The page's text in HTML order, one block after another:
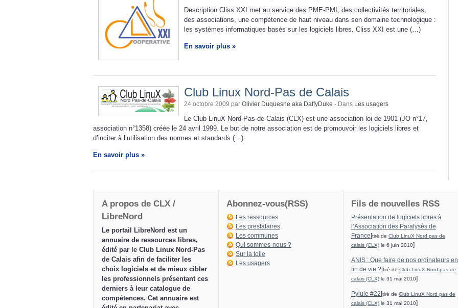
Description Cliss XXI met au service des PME-PMI, des collectivités territoriales,
des associations, une compétence de haut niveau dans son domaine technologique :
les systèmes informatiques basés sur les logiciels libres. Cliss XXI est une (…)
En savoir plus »
Club Linux Nord-Pas de Calais
24 octobre 2009 par Olivier Duquesne aka DaffyDuke - Dans Les usagers
Le Club LinuX Nord-Pas-de-Calais (CLX) est une association loi de 1901 (JO n°17,
association n°1358) créée le 24 avril 1999. Le but de notre association est de promouvoir les logiciels libres et
d’inciter à l’utilisation des normes et standards (…)
En savoir plus »
A propos de CLX /
LibreNord
Le portail LibreNord est un
annuaire de ressources libres,
édité par le Club Linux Nord-Pas
de Calais afin de faciliter les
choix logiciels et de mieux cibler
les professionnels présentant ces
derniers à leur catalogue de
compétences. Cet annuaire est
Abonnez-vous(RSS)
Les ressources
Les prestataires
Les communes
Qui sommes-nous ?
Sur la toile
Les usagers
Fils de nouvelles RSS
Présentation de logiciels libres à
l’Association des Paralysés de
France[tiré de Club LinuX Nord pas de
calais (CLX) le 6 juin 2010]
ANIS : Que faire de nos ordinateurs en
fin de vie ?[tiré de Club LinuX Nord pas de
calais (CLX) le 31 mai 2010]
Pylule #22[tiré de Club LinuX Nord pas de
calais (CLX) le 31 mai 2010]